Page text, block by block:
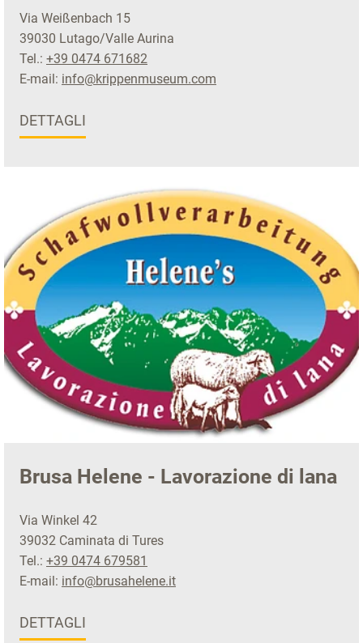
Via Weißenbach 15
39030 Lutago/Valle Aurina
Tel.: +39 0474 671682
E-mail: info@krippenmuseum.com
DETTAGLI
Brusa Helene - Lavorazione di lana
Via Winkel 42
39032 Caminata di Tures
Tel.: +39 0474 679581
E-mail: info@brusahelene.it
DETTAGLI